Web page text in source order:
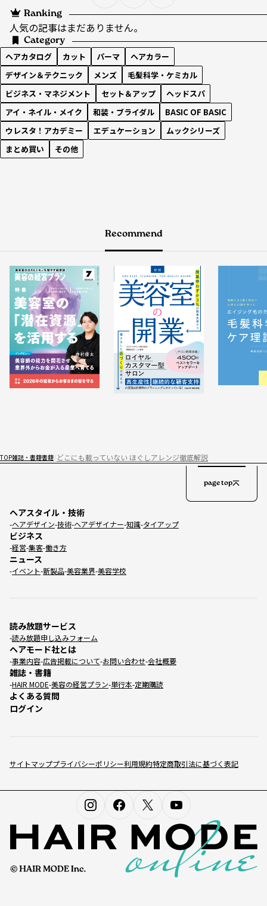
Ranking
人気の記事はまだありません。
Category
ヘアカタログ カット パーマ
ヘアカラー
デザイン＆テクニック
メンズ
毛髪科学・ケミカル
ビジネス・マネジメント
セット＆アップ
ヘッドスパ
アイ・ネイル・メイク
和装・ブライダル
BASIC OF BASIC
ウレスタ！アカデミー
エデュケーション
ムックシリーズ
まとめ買い
その他
Recommend
TOP雑誌・書籍書籍 どこにも載っていない ほぐしアレンジ徹底解説
サイトマッププライバシーポリシー利用規約特定商取引法に基づく表記
ヘアスタイル・技術
ヘアデザイン 技術 ヘアデザイナー 知識 タイアップ
ビジネス
経営 集客 働き方
ニュース
イベント 新製品 美容業界 美容学校
読み放題サービス
読み放題申し込みフォーム
ヘアモード社とは
事業内容 広告掲載について お問い合わせ 会社概要
雑誌・書籍
HAIR MODE 美容の経営プラン 単行本 定期購読
よくある質問
ログイン
page top